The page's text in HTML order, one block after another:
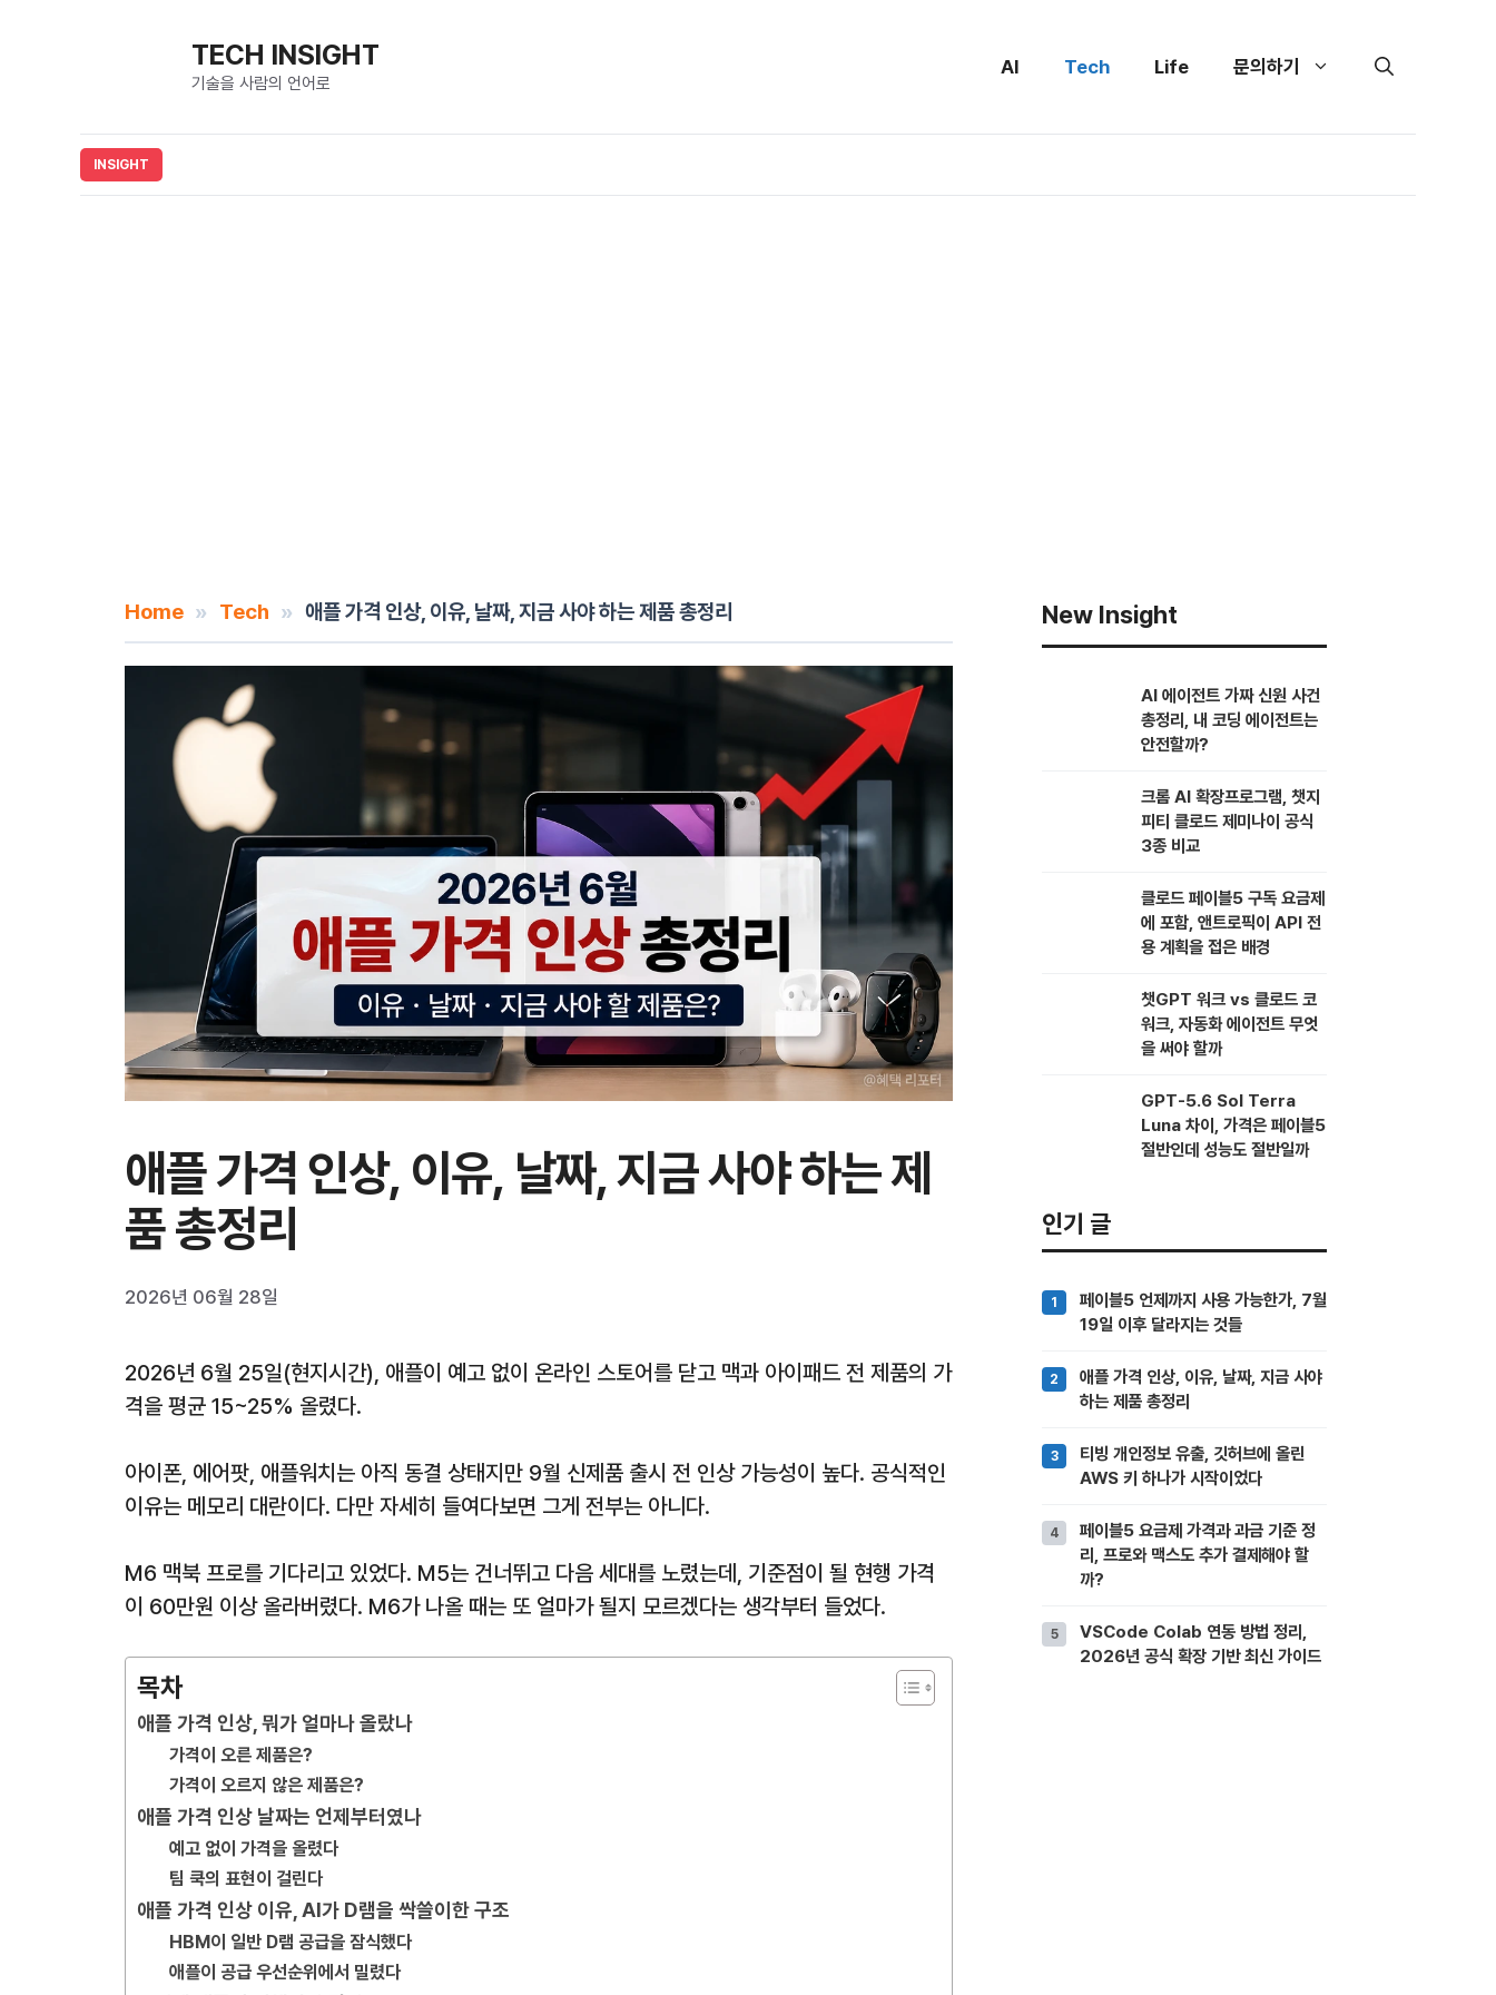
TECH INSIGHT
기술을 사람의 언어로
AI Tech Life 문의하기
Home » Tech » 애플 가격 인상, 이유, 날짜, 지금 사야 하는 제품 총정리
애플 가격 인상, 이유, 날짜, 지금 사야 하는 제
품 총정리
2026년 06월 28일
2026년 6월 25일(현지시간), 애플이 예고 없이 온라인 스토어를 닫고 맥과 아이패드 전 제품의 가
격을 평균 15~25% 올렸다.
아이폰, 에어팟, 애플워치는 아직 동결 상태지만 9월 신제품 출시 전 인상 가능성이 높다. 공식적인
이유는 메모리 대란이다. 다만 자세히 들여다보면 그게 전부는 아니다.
M6 맥북 프로를 기다리고 있었다. M5는 건너뛰고 다음 세대를 노렸는데, 기준점이 될 현행 가격
이 60만원 이상 올라버렸다. M6가 나올 때는 또 얼마가 될지 모르겠다는 생각부터 들었다.
목차
애플 가격 인상, 뭐가 얼마나 올랐나
가격이 오른 제품은?
가격이 오르지 않은 제품은?
애플 가격 인상 날짜는 언제부터였나
예고 없이 가격을 올렸다
팀 쿡의 표현이 걸린다
애플 가격 인상 이유, AI가 D램을 싹쓸이한 구조
HBM이 일반 D램 공급을 잠식했다
애플이 공급 우선순위에서 밀렸다
New Insight
AI 에이전트 가짜 신원 사건
총정리, 내 코딩 에이전트는
안전할까?
크롬 AI 확장프로그램, 챗지
피티 클로드 제미나이 공식
3종 비교
클로드 페이블5 구독 요금제
에 포함, 앤트로픽이 API 전
용 계획을 접은 배경
챗GPT 워크 vs 클로드 코
워크, 자동화 에이전트 무엇
을 써야 할까
GPT-5.6 Sol Terra
Luna 차이, 가격은 페이블5
절반인데 성능도 절반일까
인기 글
페이블5 언제까지 사용 가능한가, 7월
19일 이후 달라지는 것들
애플 가격 인상, 이유, 날짜, 지금 사야
하는 제품 총정리
티빙 개인정보 유출, 깃허브에 올린
AWS 키 하나가 시작이었다
페이블5 요금제 가격과 과금 기준 정
리, 프로와 맥스도 추가 결제해야 할
까?
VSCode Colab 연동 방법 정리,
2026년 공식 확장 기반 최신 가이드